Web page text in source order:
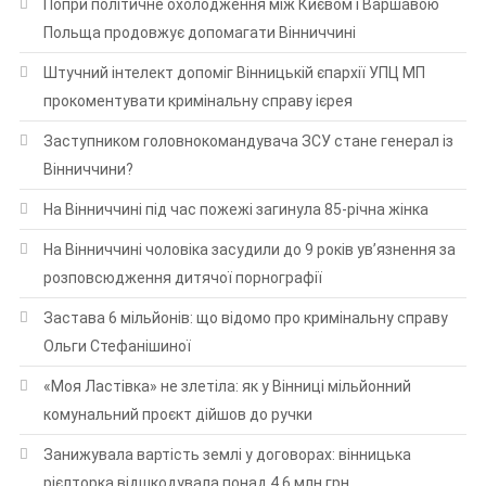
Попри політичне охолодження між Києвом і Варшавою
Польща продовжує допомагати Вінниччині
Штучний інтелект допоміг Вінницькій єпархії УПЦ МП
прокоментувати кримінальну справу ієрея
Заступником головнокомандувача ЗСУ стане генерал із
Вінниччини?
На Вінниччині під час пожежі загинула 85-річна жінка
На Вінниччині чоловіка засудили до 9 років ув’язнення за
розповсюдження дитячої порнографії
Застава 6 мільйонів: що відомо про кримінальну справу
Ольги Стефанішиної
«Моя Ластівка» не злетіла: як у Вінниці мільйонний
комунальний проєкт дійшов до ручки
Занижувала вартість землі у договорах: вінницька
рієлторка відшкодувала понад 4,6 млн грн